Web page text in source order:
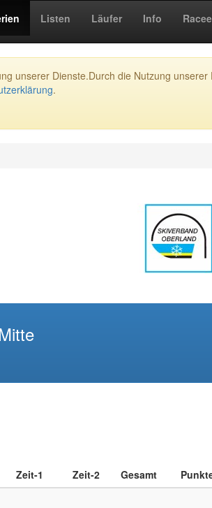
Listen Läufer Info
unserer Dienste.Durch die Nutzung
.
Zeit-1 Zeit-2 Gesamt